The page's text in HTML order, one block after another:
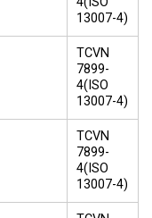
13007-4)
TCVN
7899-
4(ISO
13007-4)
TCVN
7899-
4(ISO
13007-4)